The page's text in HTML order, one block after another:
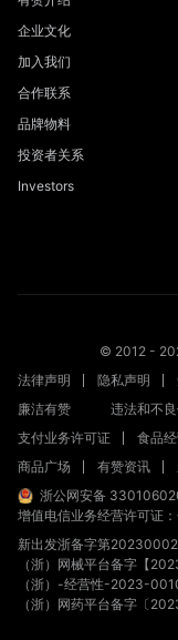
企业文化
加入我们
合作联系
品牌物料
投资者关系
Investors
© 2012 -
法律声明
隐私声明
廉洁有赞
违法和不
支付业务许可证
食品
商品广场
有赞资讯
浙公网安备
增值电信业务经营许可证
新出发浙备字第
（浙）网械平台备字【
（浙）-经营性-2023-
（浙）网药平台备字〔